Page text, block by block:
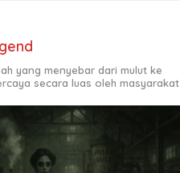
yang menyebar dari mulut ke
secara luas oleh masyarakat